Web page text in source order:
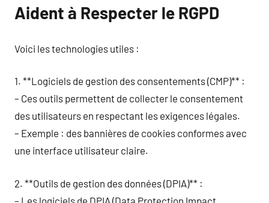
Aident à Respecter le RGPD
Voici les technologies utiles :
1. **Logiciels de gestion des consentements (CMP)** :
– Ces outils permettent de collecter le consentement
des utilisateurs en respectant les exigences légales.
– Exemple : des bannières de cookies conformes avec
une interface utilisateur claire.
2. **Outils de gestion des données (DPIA)** :
– Les logiciels de DPIA (Data Protection Impact